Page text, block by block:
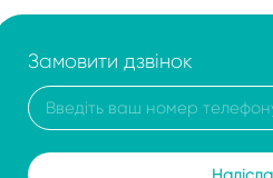
Замовити дзвінок